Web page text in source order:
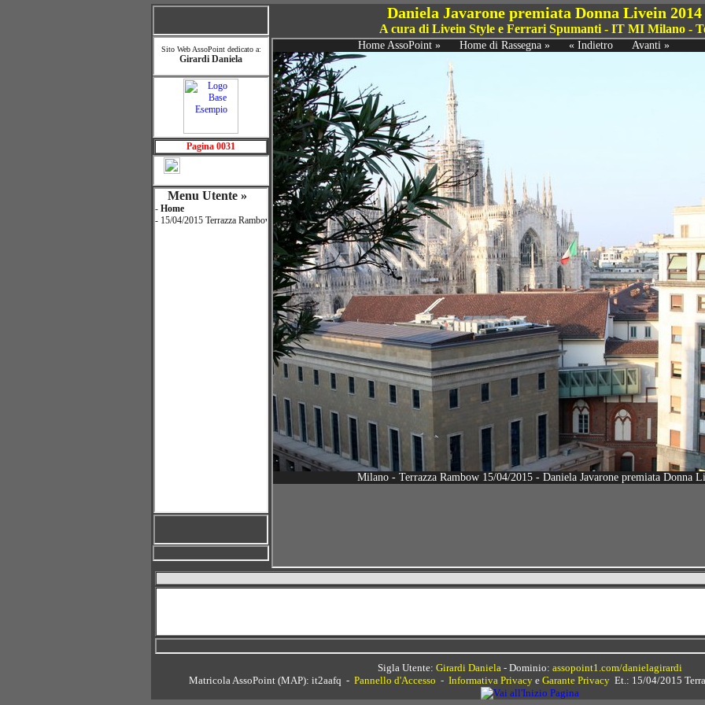
Pagina 0031
Daniela Javarone premiata Donna Livein 2014
A cura di Livein Style e Ferrari Spumanti - IT MI Milano -
Sigla Utente: Girardi Daniela - Dominio: assopoint1.com/danielagirardi
Matricola AssoPoint (MAP): it2aafq - Pannello d'Accesso - Informativa Privacy e Garante Privacy Et.: 15/04/2015